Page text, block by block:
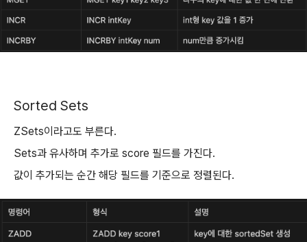
Sorted Sets
ZSets이라고도 부른다.
Sets과 유사하며 추가로 score 필드를 가진다.
값이 추가되는 순간 해당 필드를 기준으로 정렬된다.